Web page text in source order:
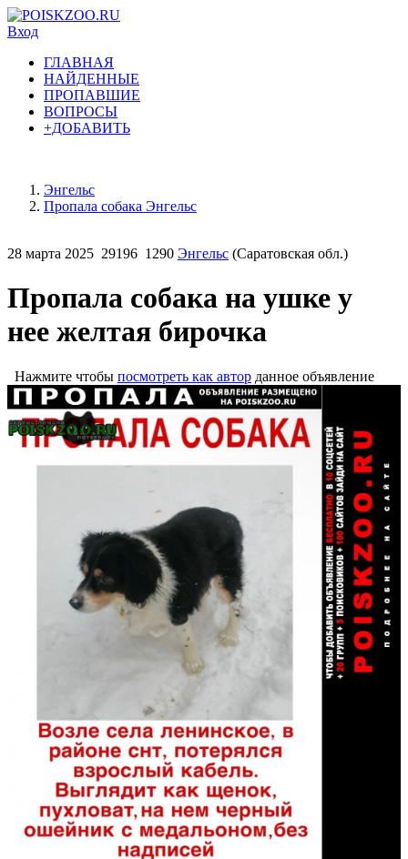
Вход
ГЛАВНАЯ
НАЙДЕННЫЕ
ПРОПАВШИЕ
ВОПРОСЫ
+ДОБАВИТЬ
Энгельс
Пропала собака Энгельс
28 марта 2025 29196 1290 Энгельс (Саратовская обл.)
Пропала собака на ушке у
нее желтая бирочка
Нажмите чтобы посмотреть как автор данное объявление